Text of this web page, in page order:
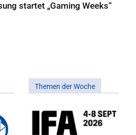
startet „Gaming Weeks“
Themen der Woche